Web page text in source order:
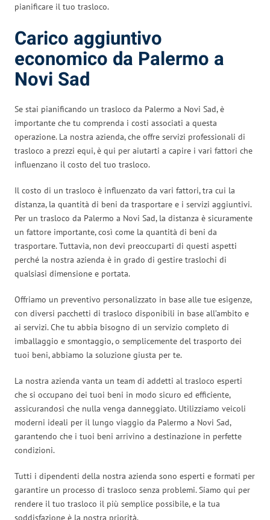
pianificare il tuo trasloco.
Carico aggiuntivo
economico da Palermo a
Novi Sad
Se stai pianificando un trasloco da Palermo a Novi Sad, è
importante che tu comprenda i costi associati a questa
operazione. La nostra azienda, che offre servizi professionali di
trasloco a prezzi equi, è qui per aiutarti a capire i vari fattori che
influenzano il costo del tuo trasloco.
Il costo di un trasloco è influenzato da vari fattori, tra cui la
distanza, la quantità di beni da trasportare e i servizi aggiuntivi.
Per un trasloco da Palermo a Novi Sad, la distanza è sicuramente
un fattore importante, così come la quantità di beni da
trasportare. Tuttavia, non devi preoccuparti di questi aspetti
perché la nostra azienda è in grado di gestire traslochi di
qualsiasi dimensione e portata.
Offriamo un preventivo personalizzato in base alle tue esigenze,
con diversi pacchetti di trasloco disponibili in base all’ambito e
ai servizi. Che tu abbia bisogno di un servizio completo di
imballaggio e smontaggio, o semplicemente del trasporto dei
tuoi beni, abbiamo la soluzione giusta per te.
La nostra azienda vanta un team di addetti al trasloco esperti
che si occupano dei tuoi beni in modo sicuro ed efficiente,
assicurandosi che nulla venga danneggiato. Utilizziamo veicoli
moderni ideali per il lungo viaggio da Palermo a Novi Sad,
garantendo che i tuoi beni arrivino a destinazione in perfette
condizioni.
Tutti i dipendenti della nostra azienda sono esperti e formati per
garantire un processo di trasloco senza problemi. Siamo qui per
rendere il tuo trasloco il più semplice possibile, e la tua
soddisfazione è la nostra priorità.